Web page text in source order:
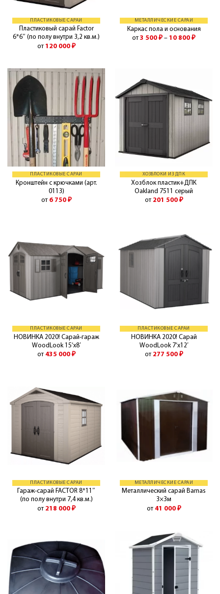
ПЛАСТИКОВЫЕ САРАИ
Пластиковый сарай Factor
6*6″ (по полу внутри 3,2 кв.м.)
от 120 000 ₽
МЕТАЛЛИЧЕСКИЕ САРАИ
Каркас пола и основания
от 3 500 ₽ – 10 800 ₽
ПЛАСТИКОВЫЕ САРАИ
Кронштейн с крючками (арт.
0113)
от 6 750 ₽
ХОЗБЛОКИ ИЗ ДПК
Хозблок пластик+ДПК
Oakland 7511 серый
от 201 500 ₽
ПЛАСТИКОВЫЕ САРАИ
НОВИНКА 2020! Сарай-гараж
WoodLook 15’x8′
от 435 000 ₽
ПЛАСТИКОВЫЕ САРАИ
НОВИНКА 2020! Сарай
WoodLook 7’х12′
от 277 500 ₽
ПЛАСТИКОВЫЕ САРАИ
Гараж-сарай FACTOR 8*11″
(по полу внутри 7,4 кв.м.)
от 218 000 ₽
МЕТАЛЛИЧЕСКИЕ САРАИ
Металлический сарай Barnas
3×3м
от 41 000 ₽